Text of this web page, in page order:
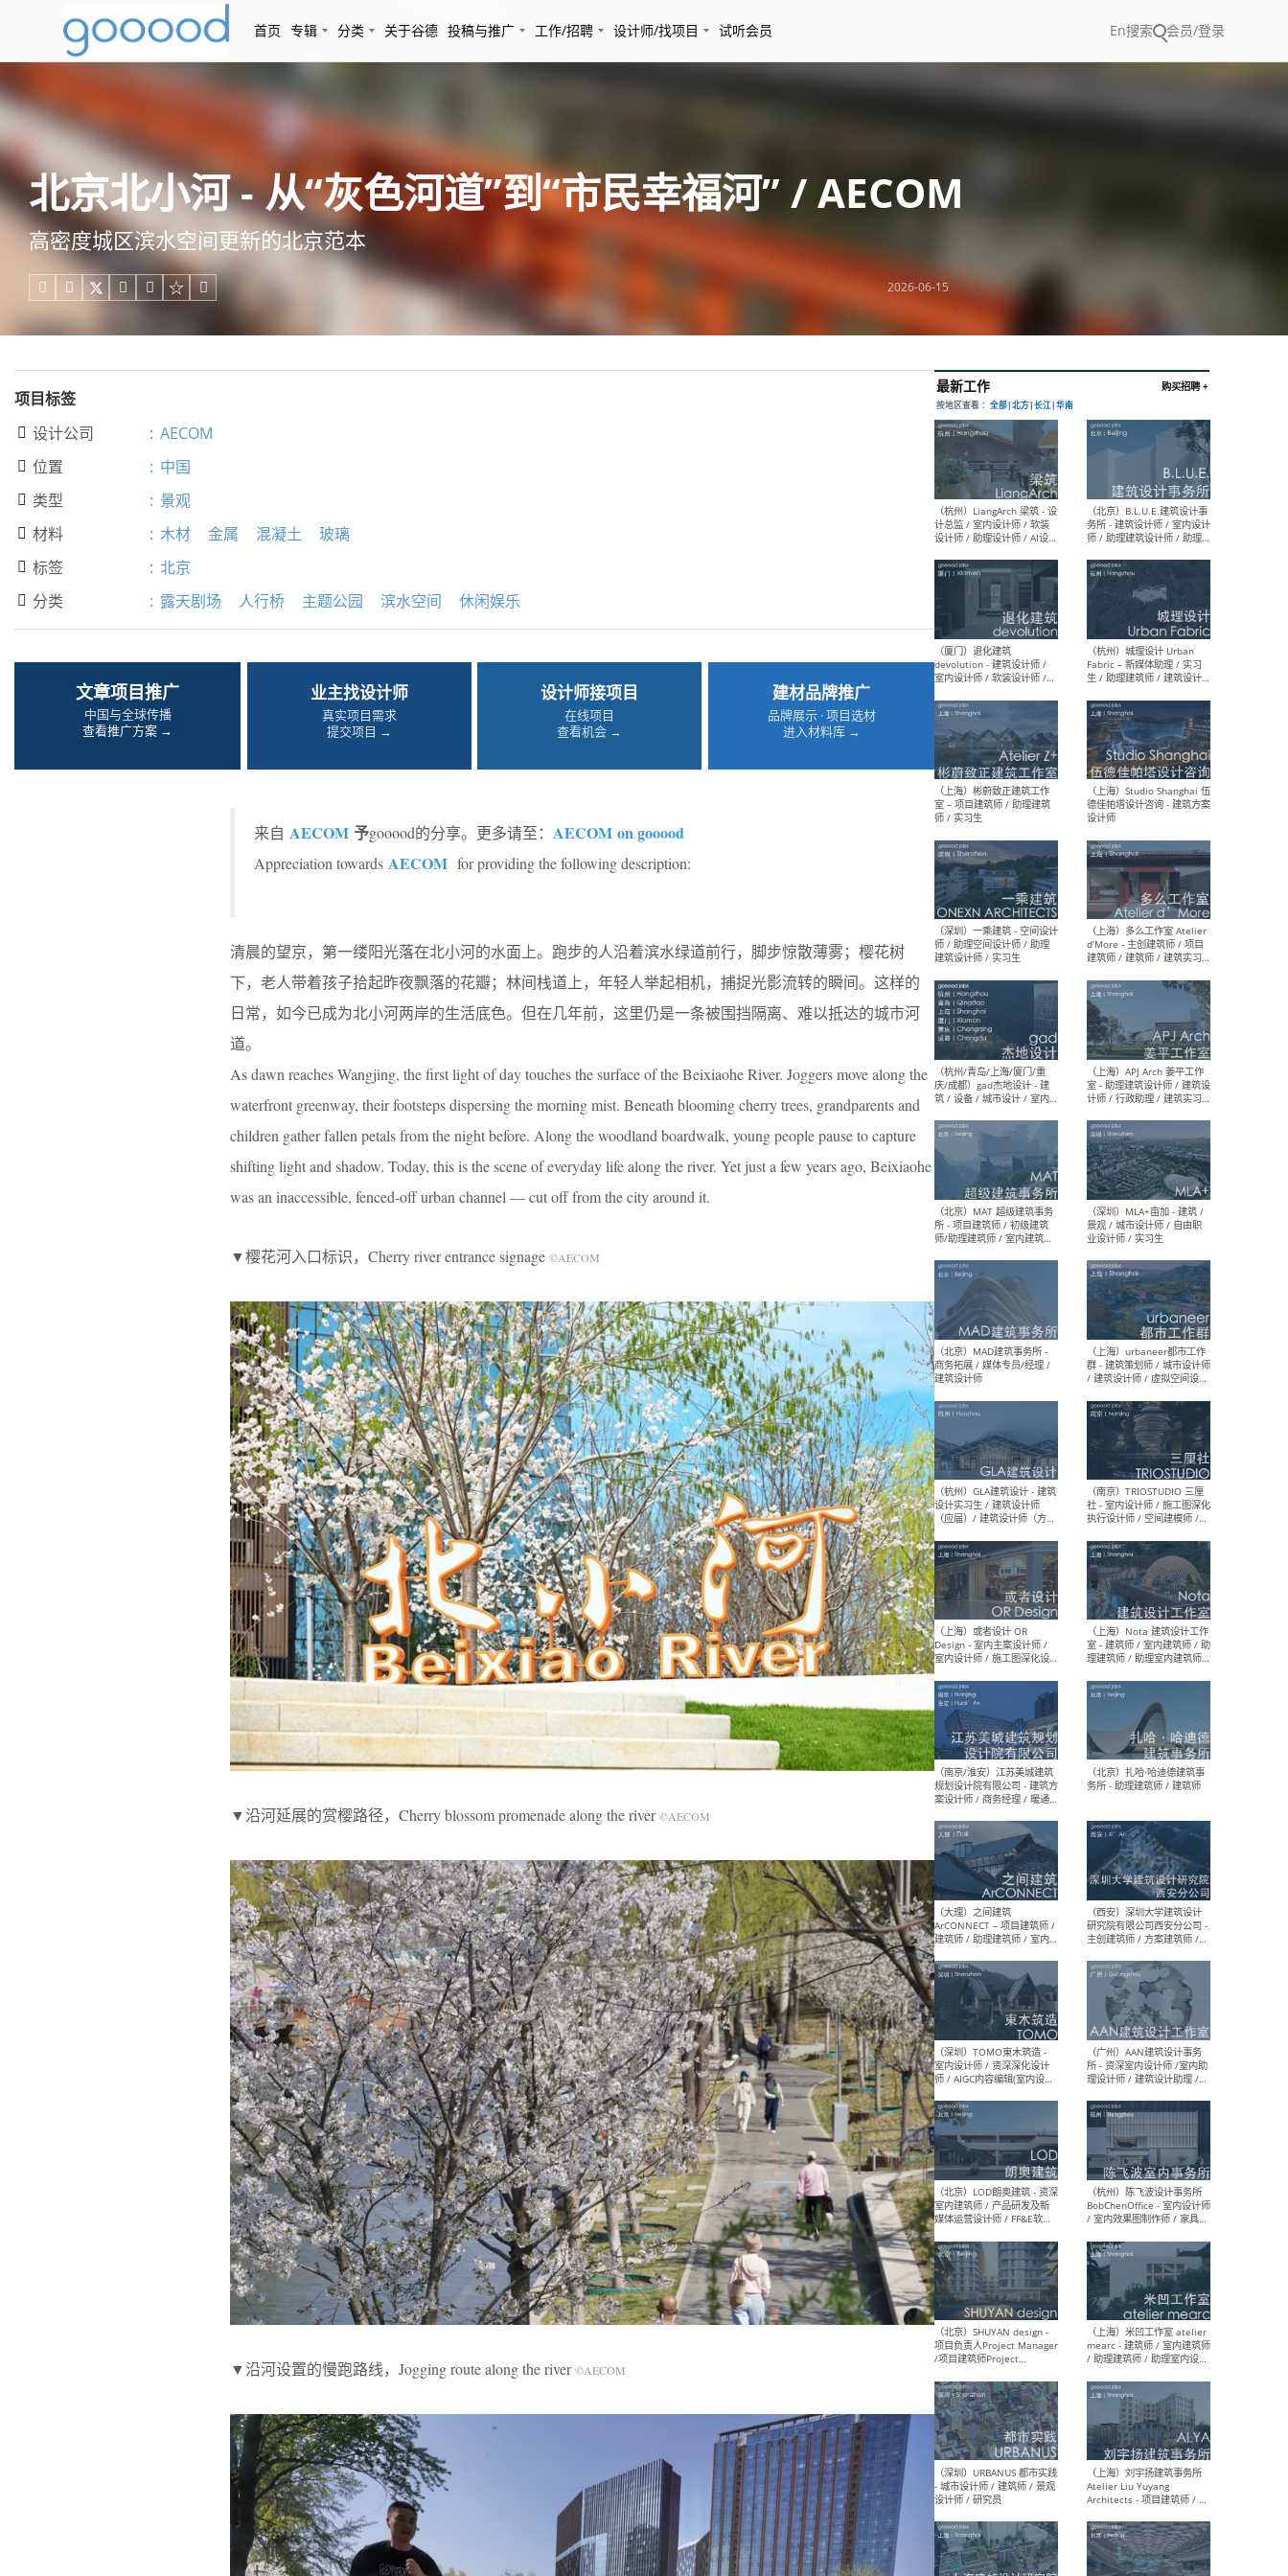
首页 专辑 分类 关于谷德 投稿与推广 工作/招聘 设计师/找项目 试听会员 En搜索 会员/登录
北京北小河 - 从“灰色河道”到“市民幸福河” / AECOM
高密度城区滨水空间更新的北京范本
     2026-06-15
项目标签
 设计公司 : AECOM
 位置 : 中国
 类型 : 景观
 材料 : 木材 金属 混凝土 玻璃
 标签 : 北京
 分类 : 露天剧场 人行桥 主题公园 滨水空间 休闲娱乐
文章项目推广
中国与全球传播
查看推广方案 →
业主找设计师
真实项目需求
提交项目 →
设计师接项目
在线项目
查看机会 →
建材品牌推广
品牌展示 · 项目选材
进入材料库 →
来自 AECOM 予gooood的分享。更多请至： AECOM on gooood
Appreciation towards AECOM for providing the following description:
清晨的望京，第一缕阳光落在北小河的水面上。跑步的人沿着滨水绿道前行，脚步惊散薄雾；樱花树
下，老人带着孩子拾起昨夜飘落的花瓣；林间栈道上，年轻人举起相机，捕捉光影流转的瞬间。这样的
日常，如今已成为北小河两岸的生活底色。但在几年前，这里仍是一条被围挡隔离、难以抵达的城市河
道。
As dawn reaches Wangjing, the first light of day touches the surface of the Beixiaohe River. Joggers move along the
waterfront greenway, their footsteps dispersing the morning mist. Beneath blooming cherry trees, grandparents and
children gather fallen petals from the night before. Along the woodland boardwalk, young people pause to capture
shifting light and shadow. Today, this is the scene of everyday life along the river. Yet just a few years ago, Beixiaohe
was an inaccessible, fenced-off urban channel — cut off from the city around it.
▼樱花河入口标识，Cherry river entrance signage ©AECOM
▼沿河延展的赏樱路径，Cherry blossom promenade along the river©AECOM
▼沿河设置的慢跑路线，Jogging route along the river©AECOM
最新工作
全部 |北方 |长江
（杭州）LiangArch 梁筑 - 设
计总监 / 室内设计师 / 软装
设计师 / 助理设计师 / AI设计
师 / 施工图深化设计师 / 品
牌商务总助
（厦门）退化建筑
devolution - 建筑设计师 /
室内设计师 / 软装设计师 /
项目统筹 / 合伙人助理
（上海）彬蔚致正建筑工作
室 – 项目建筑师 / 助理建筑
师 / 实习生
（深圳）一乘建筑 - 空间设计
师 / 助理空间设计师 / 助理
（杭州/青岛/上海/厦门/重
庆/成都）gad杰地设计 - 建
筑 / 设备 / 城市设计 / 室内 /
幕墙 / BIM / 成本 / 工程 / 运
营 / 品牌 / 观点views / 实习
（北京）MAT 超级建筑事务
所 - 项目建筑师 / 初级建筑
师/助理建筑师 / 室内建筑师
/ 实习生
（北京）MAD建筑事务所 -
商务拓展 / 媒体专员/经理 /
建筑设计师
（杭州）GLA建筑设计 - 建筑
设计实习生 / 建筑设计师
（应届）/ 建筑设计师（方案
设计）/ 建筑设计师（施工
（上海）或者设计 OR
Design - 室内主案设计师 /
室内设计师 / 施工图深化设
计师 / 室内设计助理 / 新媒
体运营
（南京/淮安）江苏美城建筑
规划设计院有限公司 - 建筑方
设计师 / 造价工程师
（大理）之间建筑
ArCONNECT – 项目建筑师 /
建筑师 / 助理建筑师 / 室内
设计师 / 实习生
（深圳）TOMO東木筑造 -
室内设计师 / 资深深化设计
师 / AIGC内容编辑(室内设计
方向) / 照明设计师 / 软装设
计师
（北京）LOD朗奥建筑 - 资深
室内建筑师 / 产品研发及新